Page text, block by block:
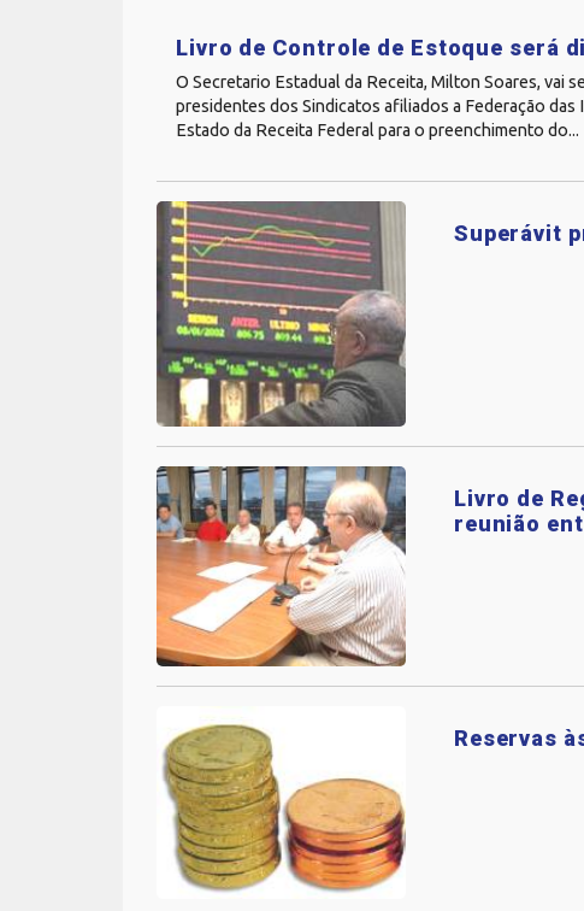
Livro de Controle de Estoque será
O Secretario Estadual da Receita, Milton Soares, vai
presidentes dos Sindicatos afiliados a Federação
Estado da Receita Federal para o preenchimento do...
Superávit
Livro de
reunião
Reservas